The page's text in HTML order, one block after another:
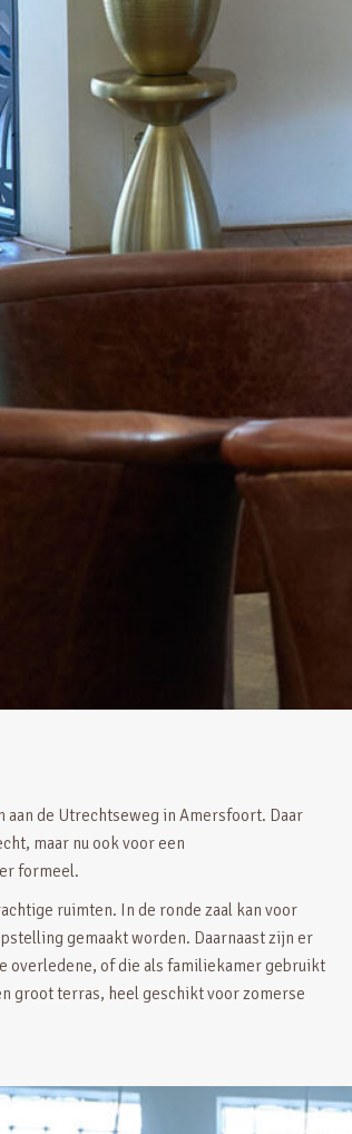
aan de Utrechtseweg in Amersfoort. Daar
maar nu ook voor een
formeel.
ruimten. In de ronde zaal kan voor
gemaakt worden. Daarnaast zijn er
overledene, of die als familiekamer gebruikt
groot terras, heel geschikt voor zomerse